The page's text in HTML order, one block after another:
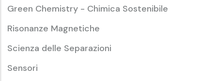
Green Chemistry - Chimica Sostenibile
Risonanze Magnetiche
Scienza delle Separazioni
Sensori